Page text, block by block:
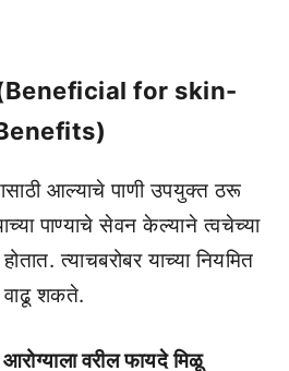
(Beneficial for skin-
आल्याचे पाणी उपयुक्त ठरू
पाण्याचे सेवन केल्याने त्वचेच्या
त्याचबरोबर याच्या नियमित
शकते.
वरील फायदे मिळू